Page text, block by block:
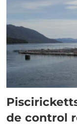
de control